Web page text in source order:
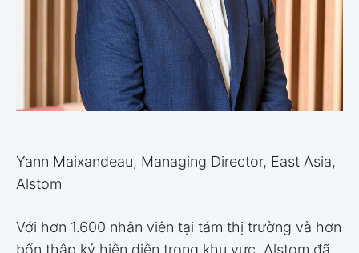
Yann Maixandeau, Managing Director, East Asia,
Alstom
Với hơn 1.600 nhân viên tại tám thị trường và hơn
bốn thập kỷ hiện diện trong khu vực, Alstom đã